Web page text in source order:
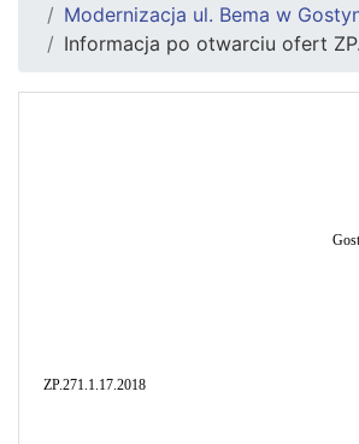
Modernizacja ul. Bema w
Informacja po otwarciu ofert
ZP.271.1.17.2018